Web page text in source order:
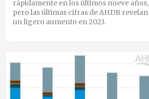
rápidamente en los últimos nueve años,
pero las últimas cifras de AHDB revelan
un ligero aumento en 2023.